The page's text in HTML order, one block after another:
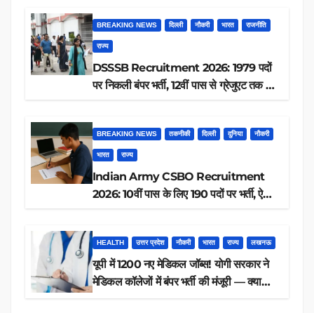
BREAKING NEWS दिल्ली नौकरी भारत राजनीति
राज्य
DSSSB Recruitment 2026: 1979 पदों
पर निकली बंपर भर्ती, 12वीं पास से ग्रेजुएट तक करें
BREAKING NEWS तकनीकी दिल्ली दुनिया नौकरी
भारत राज्य
Indian Army CSBO Recruitment
2026: 10वीं पास के लिए 190 पदों पर भर्ती, ऐसे
HEALTH उत्तर प्रदेश नौकरी भारत राज्य लखनऊ
यूपी में 1200 नए मेडिकल जॉब्स! योगी सरकार ने
मेडिकल कॉलेजों में बंपर भर्ती की मंजूरी — क्या